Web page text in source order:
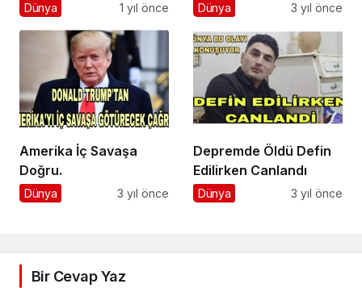
Dünya 1 yıl önce Dünya 3 yıl önce
Amerika İç Savaşa
Doğru.
Dünya 3 yıl önce
Depremde Öldü Defin
Edilirken Canlandı
Dünya 3 yıl önce
Bir Cevap Yaz